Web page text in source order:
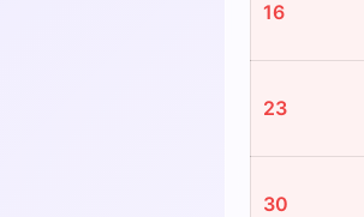
16
23
30